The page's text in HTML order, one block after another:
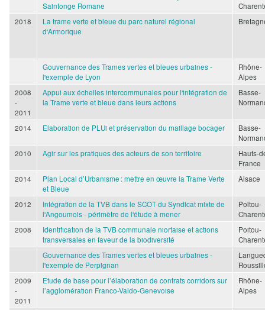
Saintonge Romane
2018
La trame verte et bleue du parc naturel régional
d'Armorique
Gouvernance des Trames vertes et bleues urbaines -
l'exemple de Lyon
Rhône-
Alpes
2008
-
2011
Appui aux échelles intercommunales pour l'intégration de
la Trame verte et bleue dans leurs actions
Basse-
2014 Elaboration de PLUi et préservation du maillage bocager
Basse-
2010
Agir sur les pratiques des acteurs de son territoire
Hauts-
France
2014
Plan Local d’Urbanisme : mettre en œuvre la Trame Verte
et Bleue
Alsace
2012
Intégration de la TVB dans le SCOT du Syndicat mixte de
l'Angoumois - périmètre de l'étude à mener
Poitou-
2008
Identification de la TVB communale niortaise et actions
transversales en faveur de la biodiversité
Poitou-
Gouvernance des Trames vertes et bleues urbaines -
l'exemple de Perpignan
2009
-
2011
Etude de base pour l’élaboration de contrats corridors sur
l’agglomération Franco-Valdo-Genevoise
Rhône-
Alpes